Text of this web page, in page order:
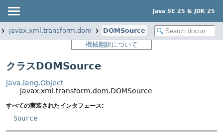
Java SE 25 & JDK 25
javax.xml.transform.dom
DOMSource
機械翻訳について
クラスDOMSource
java.lang.Object
javax.xml.transform.dom.DOMSource
すべての実装されたインタフェース:
Source